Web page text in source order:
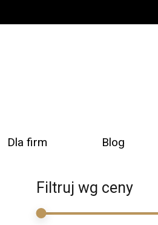
Dla firm Blog
Filtruj wg ceny